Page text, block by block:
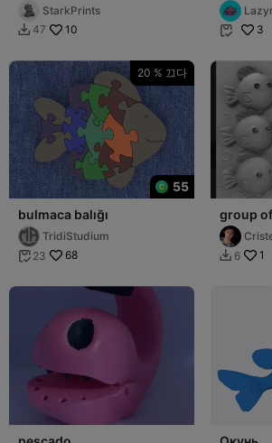
StarkPrints
 47 10  3
20 % 끄다
55
bulmaca balığı
TridiStudium
 23 68
group
 6 1